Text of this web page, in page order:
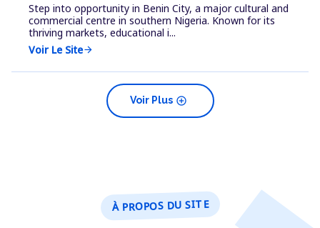
Step into opportunity in Benin City, a major cultural and
commercial centre in southern Nigeria. Known for its
thriving markets, educational i...
Voir Le Sitearrow_forward
add_circle
Voir Plus
À PROPOS DU SITE